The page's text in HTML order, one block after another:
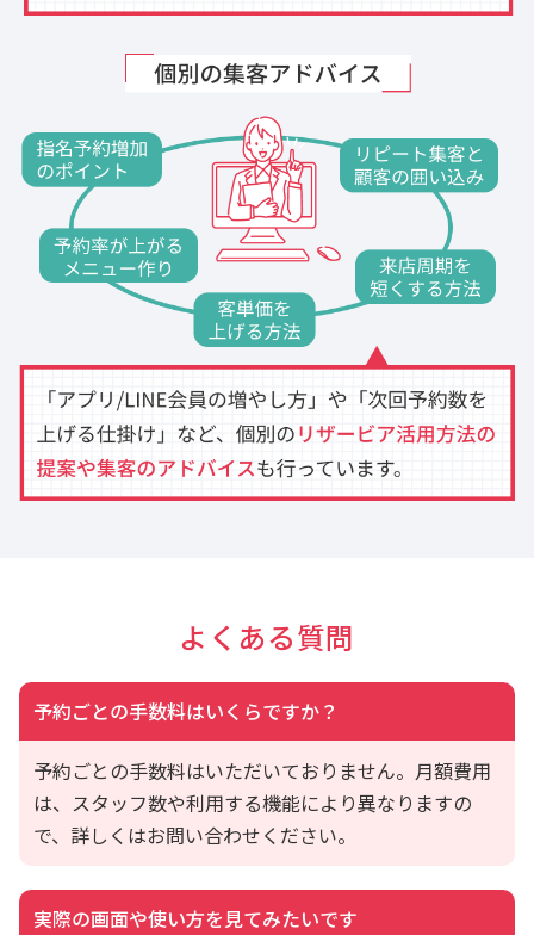
よくある質問
予約ごとの手数料はいくらですか？
予約ごとの手数料はいただいておりません。月額費用
は、スタッフ数や利用する機能により異なりますの
で、詳しくはお問い合わせください。
実際の画面や使い方を見てみたいです